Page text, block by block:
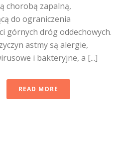
chorobą zapalną,
do ograniczenia
górnych dróg oddechowych.
astmy są alergie,
i bakteryjne, a [...]
READ MORE